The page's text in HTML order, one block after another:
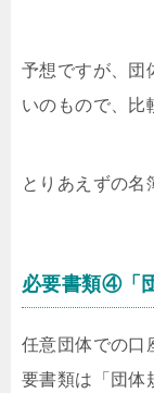
予想ですが、団
いのもので、比
とりあえずの名
必要書類④「
任意団体での口
要書類は「団体